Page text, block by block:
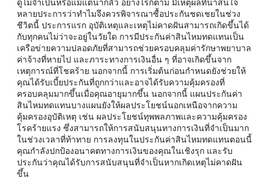
ดูไม่จำเป็นหรือแม้แต่น่ากลัว อย่างไรก็ตาม มีเหตุผลที่น่าสนใจ
หลายประการว่าทำไมจึงควรพิจารณาซื้อประกันชดเชยในช่วง
ชีวิตนี้ ประการแรก อุบัติเหตุและเหตุไม่คาดฝันสามารถเกิดขึ้นได้
กับทุกคนไม่ว่าจะอยู่ในวัยใด การมีประกันค่าสินไหมทดแทนเป็น
เครือข่ายความปลอดภัยที่สามารถช่วยครอบคลุมค่ารักษาพยาบาล
ค่าจ้างที่หายไป และภาระทางการเงินอื่น ๆ ที่อาจเกิดขึ้นจาก
เหตุการณ์ที่โชคร้าย นอกจากนี้ การเริ่มต้นก่อนกำหนดยังช่วยให้
คุณได้รับเบี้ยประกันที่ถูกกว่าและอาจได้รับความคุ้มครองที่
ครอบคลุมมากขึ้นเมื่อคุณอายุมากขึ้น นอกจากนี้ แผนประกันค่า
สินไหมทดแทนบางแผนยังให้ผลประโยชน์นอกเหนือจากความ
คุ้มครองอุบัติเหตุ เช่น ผลประโยชน์ทุพพลภาพและความคุ้มครอง
โรคร้ายแรง ซึ่งสามารถให้การสนับสนุนทางการเงินที่จำเป็นมาก
ในช่วงเวลาที่ท้าทาย การลงทุนในประกันค่าสินไหมทดแทนตอนนี้
คุณกำลังปกป้องอนาคตทางการเงินของคุณในเชิงรุก และรับ
ประกันว่าคุณได้รับการสนับสนุนที่จำเป็นหากเกิดเหตุไม่คาดฝัน
ขึ้น